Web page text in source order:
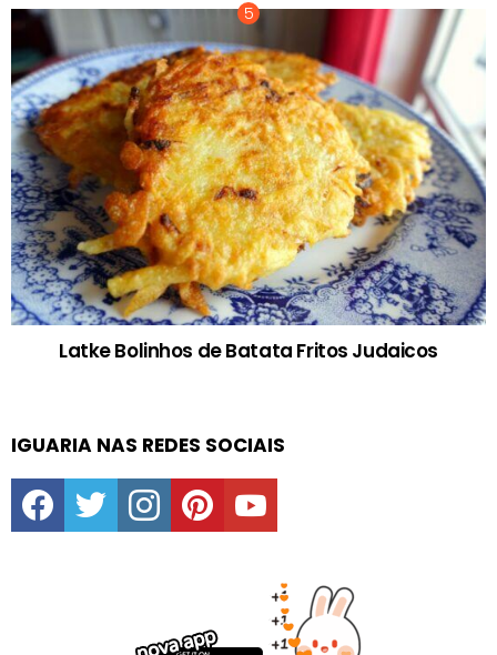
Latke Bolinhos de Batata Fritos Judaicos
IGUARIA NAS REDES SOCIAIS
facebooktwitter instagrampinterestyoutube